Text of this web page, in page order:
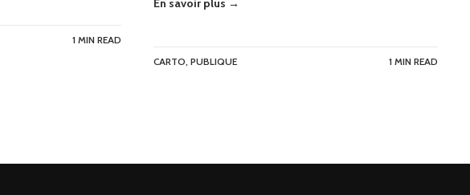
1 MIN READ
En savoir plus →
CARTO, PUBLIQUE 1 MIN READ